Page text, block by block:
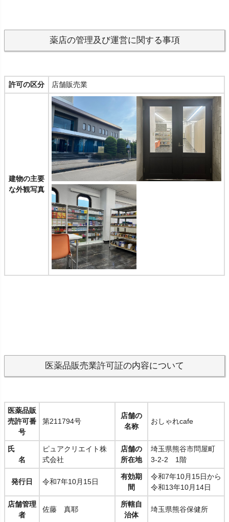
薬店の管理及び運営に関する事項
許可の区分 店舗販売業
建物の主要
な外観写真
医薬品販売業許可証の内容について
医薬品販
売許可番
号
第211794号
店舗の
名称
おしゃれcafe
氏
名
ピュアクリエイト株
式会社
店舗の
所在地
埼玉県熊谷市問屋町
3-2-2 1階
発行日 令和7年10月15日
有効期
間
令和7年10月15日から
令和13年10月14日
店舗管理
者
佐藤 真耶
所轄自
治体
埼玉県熊谷保健所